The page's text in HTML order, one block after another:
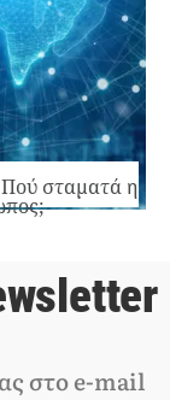
σταματά η
στο e-mail